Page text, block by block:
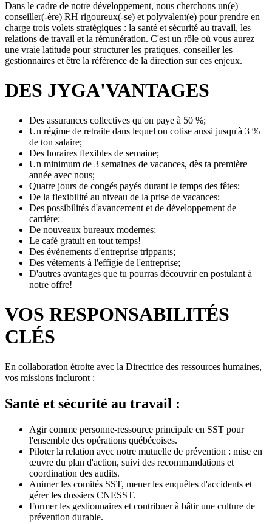
Dans le cadre de notre développement, nous cherchons un(e)
conseiller(-ère) RH rigoureux(-se) et polyvalent(e) pour prendre en
charge trois volets stratégiques : la santé et sécurité au travail, les
relations de travail et la rémunération. C'est un rôle où vous aurez
une vraie latitude pour structurer les pratiques, conseiller les
gestionnaires et être la référence de la direction sur ces enjeux.
DES JYGA'VANTAGES
Des assurances collectives qu'on paye à 50 %;
Un régime de retraite dans lequel on cotise aussi jusqu'à 3 %
de ton salaire;
Des horaires flexibles de semaine;
Un minimum de 3 semaines de vacances, dès ta première
année avec nous;
Quatre jours de congés payés durant le temps des fêtes;
De la flexibilité au niveau de la prise de vacances;
Des possibilités d'avancement et de développement de
carrière;
De nouveaux bureaux modernes;
Le café gratuit en tout temps!
Des évènements d'entreprise trippants;
Des vêtements à l'effigie de l'entreprise;
D'autres avantages que tu pourras découvrir en postulant à
notre offre!
VOS RESPONSABILITÉS
CLÉS
En collaboration étroite avec la Directrice des ressources humaines,
vos missions incluront :
Santé et sécurité au travail :
Agir comme personne-ressource principale en SST pour
l'ensemble des opérations québécoises.
Piloter la relation avec notre mutuelle de prévention : mise en
œuvre du plan d'action, suivi des recommandations et
coordination des audits.
Animer les comités SST, mener les enquêtes d'accidents et
gérer les dossiers CNESST.
Former les gestionnaires et contribuer à bâtir une culture de
prévention durable.